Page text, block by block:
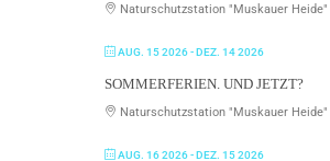
Naturschutzstation "Muskauer Heide"
AUG. 15 2026- DEZ. 14 2026
SOMMERFERIEN. UND JETZT?
Naturschutzstation "Muskauer Heide"
AUG. 16 2026- DEZ. 15 2026